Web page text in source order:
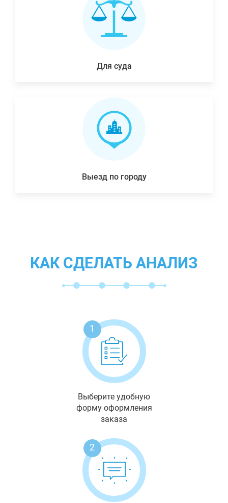
Для суда
Выезд по городу
КАК СДЕЛАТЬ АНАЛИЗ
1
Выберите удобную
форму оформления
заказа
2